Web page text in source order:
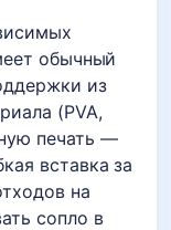
обычный
из
(PVA,
печать —
вставка за
на
сопло в